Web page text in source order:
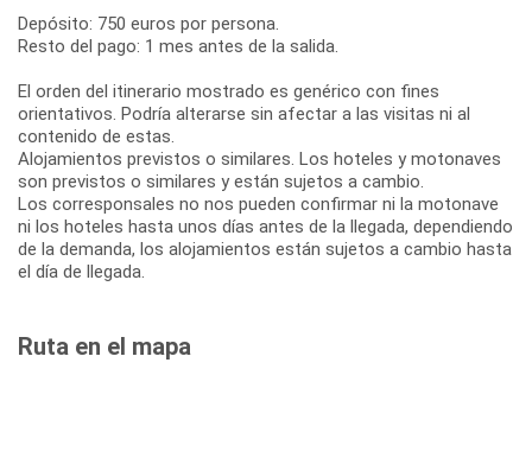
Depósito: 750 euros por persona.
Resto del pago: 1 mes antes de la salida.
El orden del itinerario mostrado es genérico con fines
orientativos. Podría alterarse sin afectar a las visitas ni al
contenido de estas.
Alojamientos previstos o similares. Los hoteles y motonaves
son previstos o similares y están sujetos a cambio.
Los corresponsales no nos pueden confirmar ni la motonave
ni los hoteles hasta unos días antes de la llegada, dependiendo
de la demanda, los alojamientos están sujetos a cambio hasta
el día de llegada.
Ruta en el mapa